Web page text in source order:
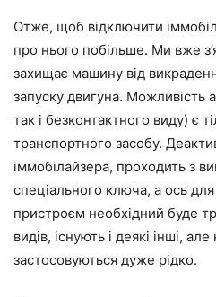
Отже, щоб відключити
про нього побільше. Ми вже
захищає машину від
запуску двигуна. Можливість
так і безконтактного виду) є
транспортного засобу.
іммобілайзера, проходить з
спеціального ключа, а ось
пристроєм необхідний буде
видів, існують і деякі інші,
застосовуються дуже рідко.